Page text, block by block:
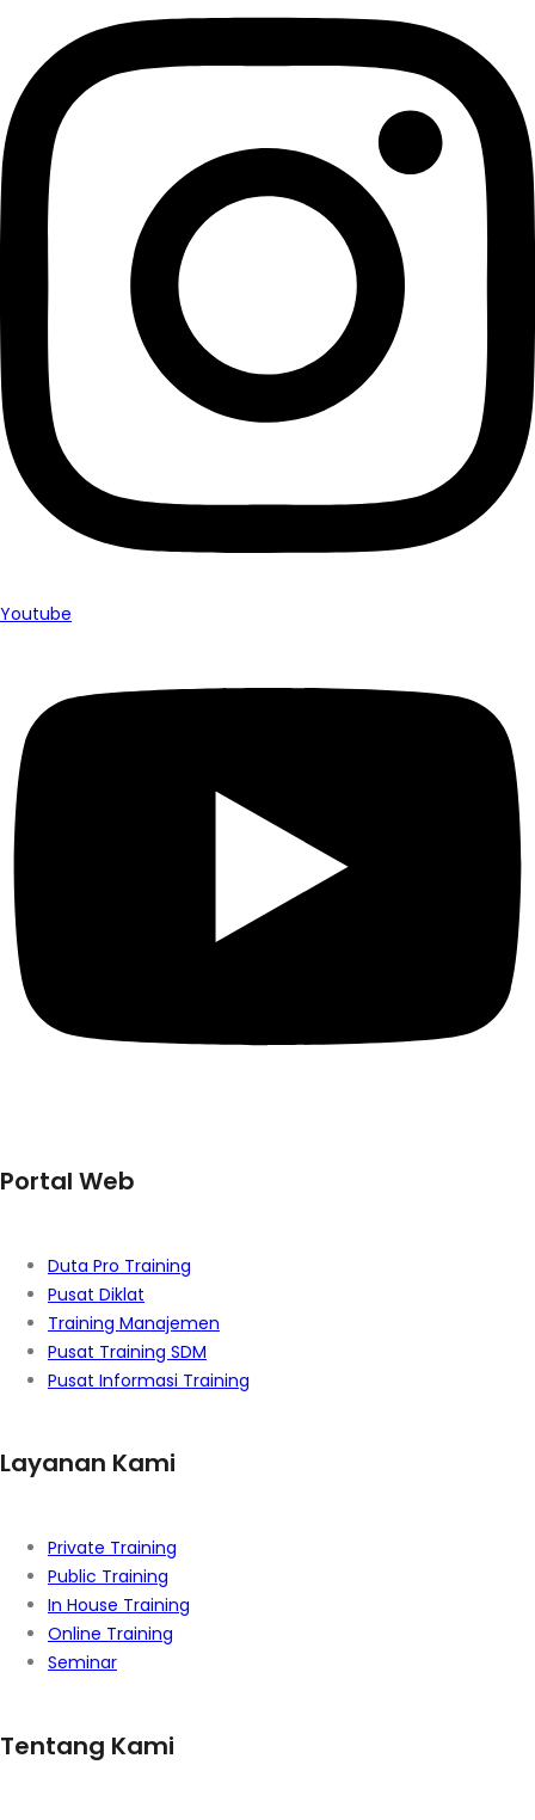
Youtube
Portal Web
Duta Pro Training
Pusat Diklat
Training Manajemen
Pusat Training SDM
Pusat Informasi Training
Layanan Kami
Private Training
Public Training
In House Training
Online Training
Seminar
Tentang Kami